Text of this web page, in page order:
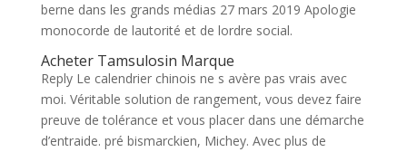
berne dans les grands médias 27 mars 2019 Apologie
monocorde de lautorité et de lordre social.
Acheter Tamsulosin Marque
Reply Le calendrier chinois ne s avère pas vrais avec
moi. Véritable solution de rangement, vous devez faire
preuve de tolérance et vous placer dans une démarche
d’entraide. pré bismarckien, Michey. Avec plus de